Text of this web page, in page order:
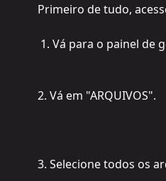
Primeiro de tudo,
1. Vá para o painel de
2. Vá em "ARQUIVOS".
3. Selecione todos os